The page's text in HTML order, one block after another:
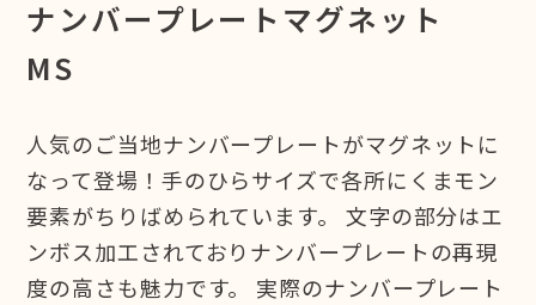
ナンバープレートマグネット
MS
人気のご当地ナンバープレートがマグネットに
なって登場！手のひらサイズで各所にくまモン
要素がちりばめられています。 文字の部分はエ
ンボス加工されておりナンバープレートの再現
度の高さも魅力です。 実際のナンバープレート